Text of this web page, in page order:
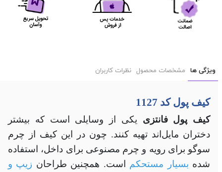
ویژگی ها مشخصات محصول نظرات کاربران
کیف پول کد 1127
کیف پول فانتزی یکی از وسایلی است که بیشتر
دختران مایل‌اند تهیه کنند. چون در این کیف از چرم
سوگو برای رویه و چرم مصنوعی برای داخل، استفاده
شده بسیار مستحکم است. همچنین طراحان زیپ و